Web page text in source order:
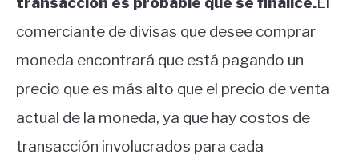
comerciante de divisas que desee comprar
moneda encontrará que está pagando un
precio que es más alto que el precio de venta
actual de la moneda, ya que hay costos de
transacción involucrados para cada